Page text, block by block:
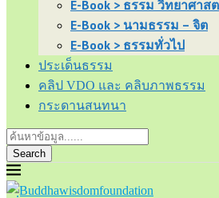
E-Book > ธรรม วิทยาศาส
E-Book > นามธรรม – จิต
E-Book > ธรรมทั่วไป
ประเด็นธรรม
คลิป VDO และ คลิบภาพธรรม
กระดานสนทนา
Search